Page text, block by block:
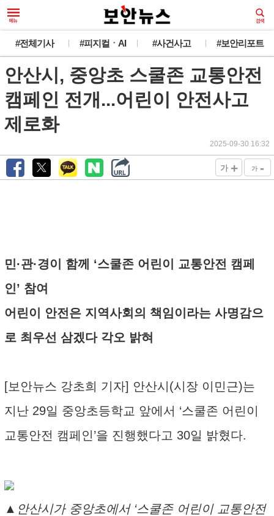
#전체기사 #피지컬ㆍAI #사건사고 #보안리포트
안산시, 중앙초 스쿨존 교통안전
캠페인 전개...어린이 안전사고
제로화
2025-09-30 16:32
가 + 가 -
민·관·경이 함께 ‘스쿨존 어린이 교통안전 캠페
인’ 참여
어린이 안전은 지역사회의 책임이라는 사명감으
로 최우선 삼겠다 각오 밝혀
[보안뉴스 강초희 기자] 안산시(시장 이민근)는
지난 29일 중앙초등학교 앞에서 ‘스쿨존 어린이
교통안전 캠페인’을 진행했다고 30일 밝혔다.
▲안산시가 중앙초에서 ‘스쿨존 어린이 교통안전
새로운 뉴스가 도착했습니다.
韓 외교관 전원 해킹 추정... 최대 1만건 유출